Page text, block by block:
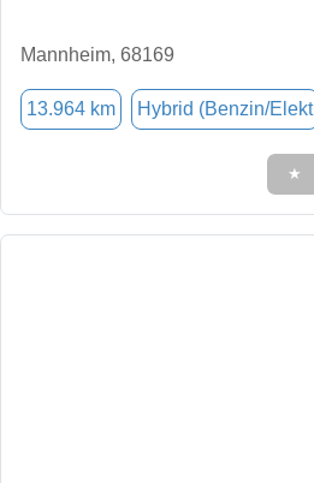
Mannheim, 68169
13.964 km Hybrid (Benzin/Elekt
★